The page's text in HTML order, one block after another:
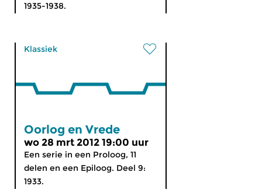
1935-1938.
Klassiek
Oorlog en Vrede
wo 28 mrt 2012 19:00 uur
Een serie in een Proloog, 11
delen en een Epiloog. Deel 9:
1933.